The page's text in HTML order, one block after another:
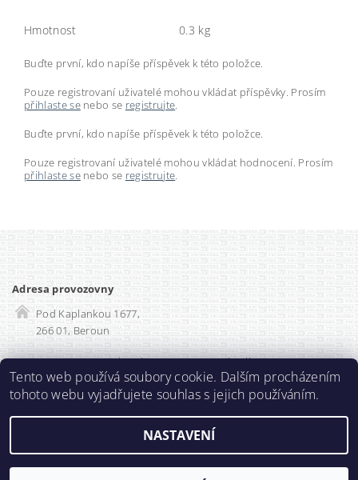
Hmotnost 0.3 kg
Buďte první, kdo napíše příspěvek k této položce.
Pouze registrovaní uživatelé mohou vkládat příspěvky. Prosím
přihlaste senebo se registrujte.
Buďte první, kdo napíše příspěvek k této položce.
Pouze registrovaní uživatelé mohou vkládat hodnocení. Prosím
přihlaste senebo se registrujte.
Adresa provozovny
Pod Kaplankou 1677,
266 01, Beroun
Rozvadec-shop.cz | SEO optimalizace
2026 ©Prodlužka.cz, všechna práva vyhrazena
Vytvořil Shoptet
Tento web používá soubory cookie. Dalším procházením
tohoto webu vyjadřujete souhlas s jejich používáním.
NASTAVENÍ